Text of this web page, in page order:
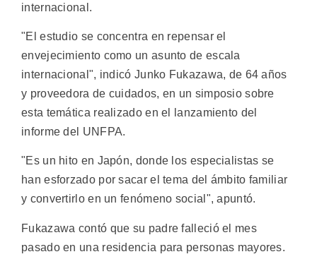
internacional.
"El estudio se concentra en repensar el
envejecimiento como un asunto de escala
internacional", indicó Junko Fukazawa, de 64 años
y proveedora de cuidados, en un simposio sobre
esta temática realizado en el lanzamiento del
informe del UNFPA.
"Es un hito en Japón, donde los especialistas se
han esforzado por sacar el tema del ámbito familiar
y convertirlo en un fenómeno social", apuntó.
Fukazawa contó que su padre falleció el mes
pasado en una residencia para personas mayores.